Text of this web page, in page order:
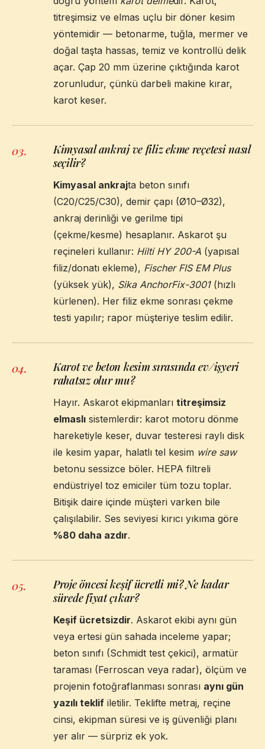
titreşimsiz ve elmas uçlu bir döner kesim
yöntemidir — betonarme, tuğla, mermer ve
doğal taşta hassas, temiz ve kontrollü delik
açar. Çap 20 mm üzerine çıktığında karot
zorunludur, çünkü darbeli makine kırar,
karot keser.
03.
Kimyasal ankraj ve filiz ekme reçetesi nasıl
seçilir?
Kimyasal ankrajta beton sınıfı
(C20/C25/C30), demir çapı (Ø10–Ø32),
ankraj derinliği ve gerilme tipi
(çekme/kesme) hesaplanır. Askarot şu
reçineleri kullanır: Hilti HY 200-A (yapısal
filiz/donatı ekleme), Fischer FIS EM Plus
(yüksek yük), Sika AnchorFix-3001(hızlı
kürlenen). Her filiz ekme sonrası çekme
testi yapılır; rapor müşteriye teslim edilir.
04.
Karot ve beton kesim sırasında ev/işyeri
rahatsız olur mu?
Hayır. Askarot ekipmanları titreşimsiz
elmaslı sistemlerdir: karot motoru dönme
hareketiyle keser, duvar testeresi raylı disk
ile kesim yapar, halatlı tel kesim wire saw
betonu sessizce böler. HEPA filtreli
endüstriyel toz emiciler tüm tozu toplar.
Bitişik daire içinde müşteri varken bile
çalışılabilir. Ses seviyesi kırıcı yıkıma göre
%80 daha azdır.
05.
Proje öncesi keşif ücretli mi? Ne kadar
sürede fiyat çıkar?
Keşif ücretsizdir. Askarot ekibi aynı gün
veya ertesi gün sahada inceleme yapar;
beton sınıfı (Schmidt test çekici), armatür
taraması (Ferroscan veya radar), ölçüm ve
projenin fotoğraflanması sonrası aynı gün
yazılı teklif iletilir. Teklifte metraj, reçine
cinsi, ekipman süresi ve iş güvenliği planı
yer alır — sürpriz ek yok.